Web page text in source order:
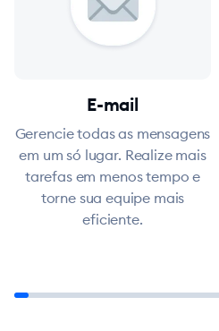
E-mail
Gerencie todas as mensagens
em um só lugar. Realize mais
tarefas em menos tempo e
torne sua equipe mais
eficiente.